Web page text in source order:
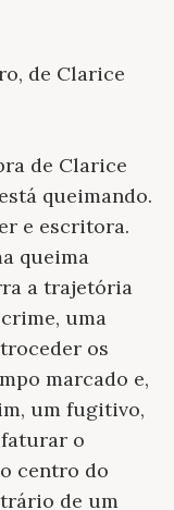
de Clarice
de Clarice
queimando.
e escritora.
queima
a trajetória
uma
os
marcado e,
um fugitivo,
o
centro do
de um